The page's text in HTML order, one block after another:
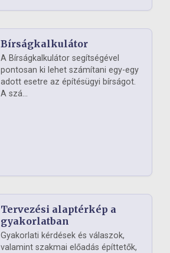
Bírságkalkulátor
A Bírságkalkulátor segítségével
pontosan ki lehet számítani egy-egy
adott esetre az építésügyi bírságot.
A szá...
Tervezési alaptérkép a
gyakorlatban
Gyakorlati kérdések és válaszok,
valamint szakmai előadás építtetők,